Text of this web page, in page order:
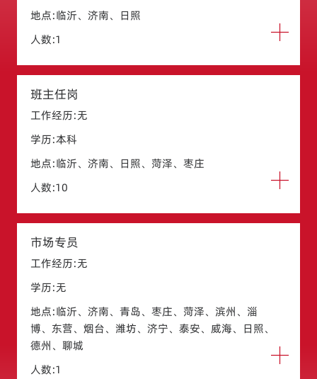
地点:临沂、济南、日照
人数:1
班主任岗
工作经历:无
学历:本科
地点:临沂、济南、日照、菏泽、枣庄
人数:10
市场专员
工作经历:无
学历:无
地点:临沂、济南、青岛、枣庄、菏泽、滨州、淄
博、东营、烟台、潍坊、济宁、泰安、威海、日照、
德州、聊城
人数:1